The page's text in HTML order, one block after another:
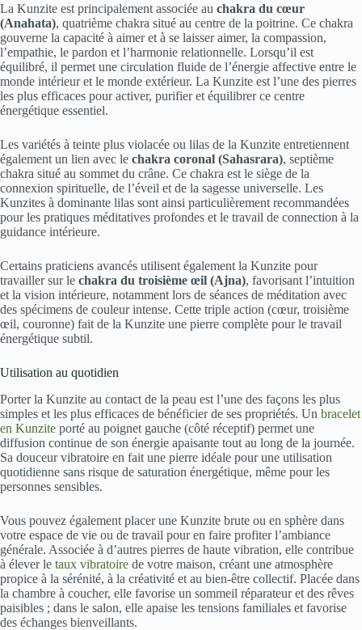
La Kunzite est principalement associée au chakra du cœur
(Anahata), quatrième chakra situé au centre de la poitrine. Ce chakra
gouverne la capacité à aimer et à se laisser aimer, la compassion,
l’empathie, le pardon et l’harmonie relationnelle. Lorsqu’il est
équilibré, il permet une circulation fluide de l’énergie affective entre le
monde intérieur et le monde extérieur. La Kunzite est l’une des pierres
les plus efficaces pour activer, purifier et équilibrer ce centre
énergétique essentiel.
Les variétés à teinte plus violacée ou lilas de la Kunzite entretiennent
également un lien avec le chakra coronal (Sahasrara), septième
chakra situé au sommet du crâne. Ce chakra est le siège de la
connexion spirituelle, de l’éveil et de la sagesse universelle. Les
Kunzites à dominante lilas sont ainsi particulièrement recommandées
pour les pratiques méditatives profondes et le travail de connection à la
guidance intérieure.
Certains praticiens avancés utilisent également la Kunzite pour
travailler sur le chakra du troisième œil (Ajna), favorisant l’intuition
et la vision intérieure, notamment lors de séances de méditation avec
des spécimens de couleur intense. Cette triple action (cœur, troisième
œil, couronne) fait de la Kunzite une pierre complète pour le travail
énergétique subtil.
Utilisation au quotidien
Porter la Kunzite au contact de la peau est l’une des façons les plus
simples et les plus efficaces de bénéficier de ses propriétés. Un bracelet
en Kunzite porté au poignet gauche (côté réceptif) permet une
diffusion continue de son énergie apaisante tout au long de la journée.
Sa douceur vibratoire en fait une pierre idéale pour une utilisation
quotidienne sans risque de saturation énergétique, même pour les
personnes sensibles.
Vous pouvez également placer une Kunzite brute ou en sphère dans
votre espace de vie ou de travail pour en faire profiter l’ambiance
générale. Associée à d’autres pierres de haute vibration, elle contribue
à élever le taux vibratoire de votre maison, créant une atmosphère
propice à la sérénité, à la créativité et au bien-être collectif. Placée dans
la chambre à coucher, elle favorise un sommeil réparateur et des rêves
paisibles ; dans le salon, elle apaise les tensions familiales et favorise
des échanges bienveillants.